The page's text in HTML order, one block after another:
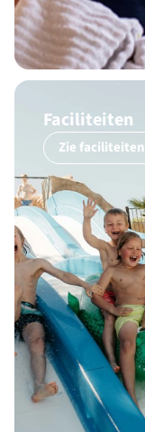
Faciliteiten
Zie faciliteiten